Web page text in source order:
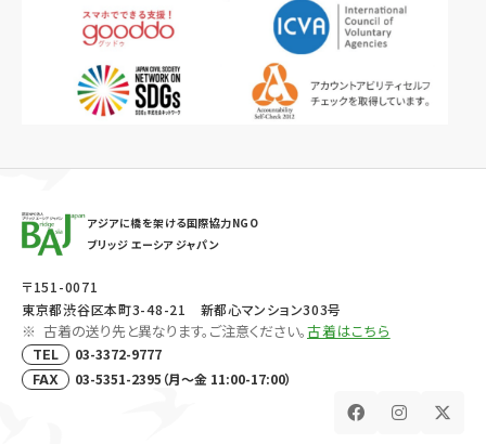
アジアに橋を架ける国際協力NGO
ブリッジ エーシア ジャパン
〒151-0071
東京都渋谷区本町3-48-21 新都心マンション303号
古着の送り先と異なります。ご注意ください。古着はこちら
TEL 03-3372-9777
FAX 03-5351-2395（月～金 11:00-17:00）